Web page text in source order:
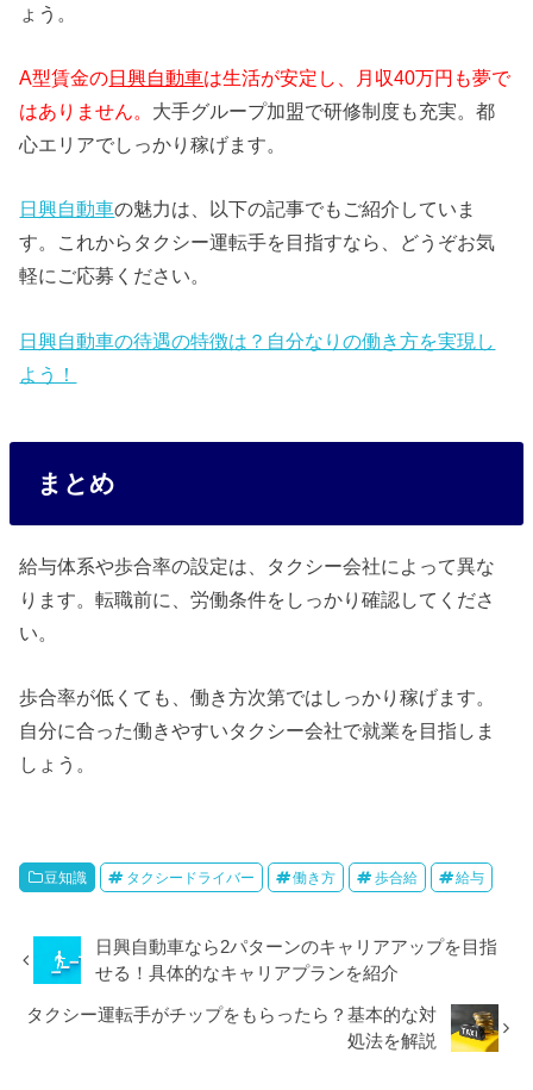
ょう。
A型賃金の日興自動車は生活が安定し、月収40万円も夢で
はありません。 大手グループ加盟で研修制度も充実。都
心エリアでしっかり稼げます。
日興自動車の魅力は、以下の記事でもご紹介していま
す。これからタクシー運転手を目指すなら、どうぞお気
軽にご応募ください。
日興自動車の待遇の特徴は？自分なりの働き方を実現し
よう！
まとめ
給与体系や歩合率の設定は、タクシー会社によって異な
ります。転職前に、労働条件をしっかり確認してくださ
い。
歩合率が低くても、働き方次第ではしっかり稼げます。
自分に合った働きやすいタクシー会社で就業を目指しま
しょう。
豆知識 タクシードライバー 働き方 歩合給 給与
日興自動車なら2パターンのキャリアアップを目指
せる！具体的なキャリアプランを紹介
タクシー運転手がチップをもらったら？基本的な対
処法を解説